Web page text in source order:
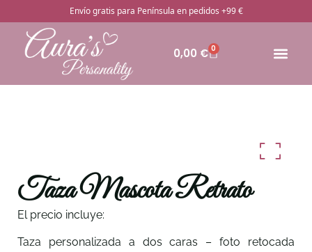
Envío gratis para Península en pedidos +99 €
0,00 € 0
Taza Mascota Retrato
El precio incluye:
Taza personalizada a dos caras – foto retocada